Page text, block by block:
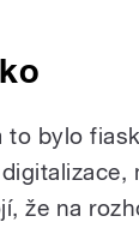
to bylo
že na